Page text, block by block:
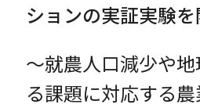
Expert
Company
ションの実証実験
～就農人口減少や
る課題に対応する